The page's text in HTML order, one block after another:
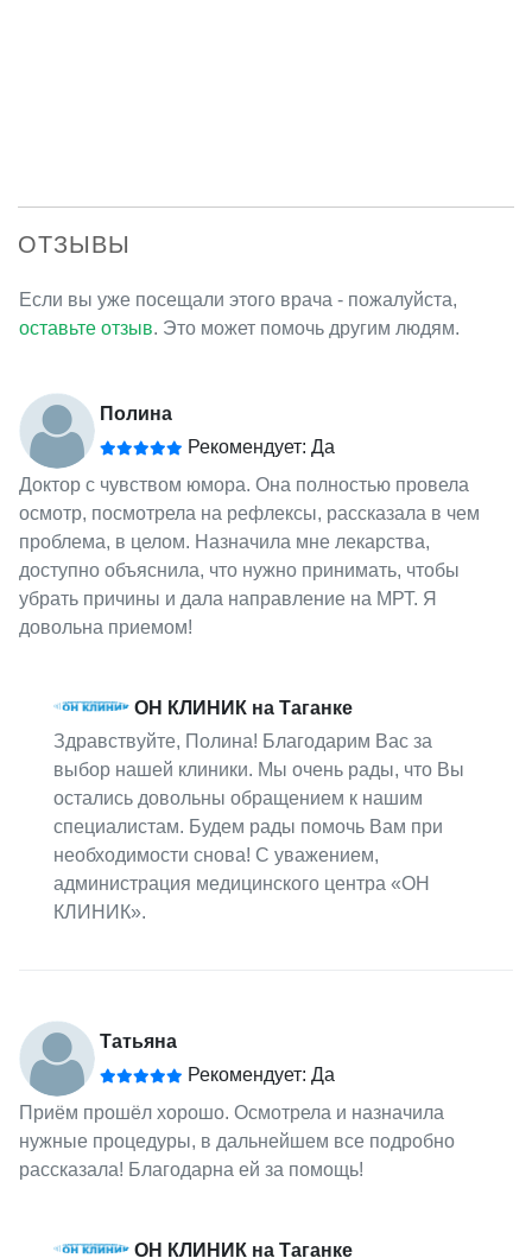
ОТЗЫВЫ
Если вы уже посещали этого врача - пожалуйста,
оставьте отзыв. Это может помочь другим людям.
Полина
Рекомендует: Да
Доктор с чувством юмора. Она полностью провела
осмотр, посмотрела на рефлексы, рассказала в чем
проблема, в целом. Назначила мне лекарства,
доступно объяснила, что нужно принимать, чтобы
убрать причины и дала направление на МРТ. Я
довольна приемом!
ОН КЛИНИК на Таганке
Здравствуйте, Полина! Благодарим Вас за
выбор нашей клиники. Мы очень рады, что Вы
остались довольны обращением к нашим
специалистам. Будем рады помочь Вам при
необходимости снова! С уважением,
администрация медицинского центра «ОН
КЛИНИК».
Татьяна
Рекомендует: Да
Приём прошёл хорошо. Осмотрела и назначила
нужные процедуры, в дальнейшем все подробно
рассказала! Благодарна ей за помощь!
ОН КЛИНИК на Таганке